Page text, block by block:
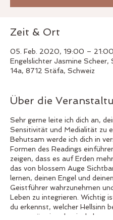
Zeit & Ort
05. Feb. 2020, 19:00 – 21:00
Engelslichter Jasmine Scheer,
14a, 8712 Stäfa, Schweiz
Über die
Sehr gerne leite ich dich an,
Sensitivität und Medialität zu
Behutsam werde ich dich in
Formen des Readings
zeigen, dass es auf Erden
das von blossem Auge
lernen, deinen Engel und deinen
Geistführer wahrzunehmen
Leben zu integrieren. Wichtig
du erkennst, welcher Hellsinn
ausgeprägt ist, damit du